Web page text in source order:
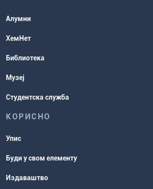
Повереник за равноправност
Студентске организације
рокови
Алумни
ХемНет
Библиотека
Музеј
Студентска служба
КОРИСНО
Упис
Буди у свом елементу
Издаваштво